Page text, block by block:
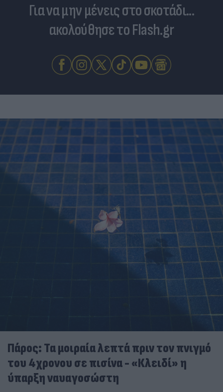
Για να μην μένεις στο σκοτάδι...
ακολούθησε το Flash.gr
Πάρος: Τα μοιραία λεπτά πριν τον πνιγμό
του 4χρονου σε πισίνα - «Κλειδί» η
ύπαρξη ναυαγοσώστη